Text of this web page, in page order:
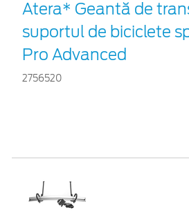
Atera* Geantă de
suportul de biciclete
Pro Advanced
2756520